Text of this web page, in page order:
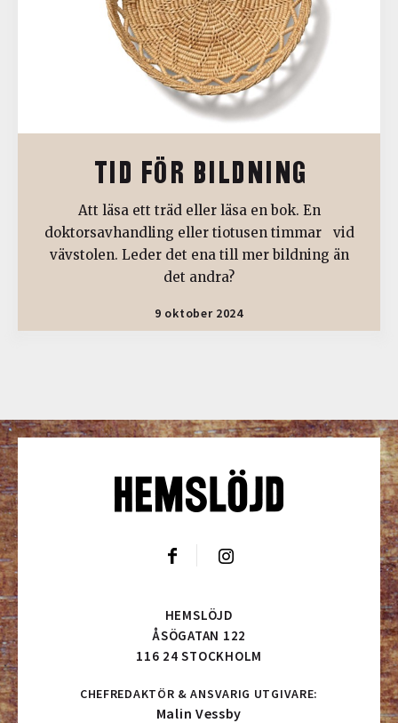
TID FÖR BILDNING
Att läsa ett träd eller läsa en bok. En
doktorsavhandling eller tiotusen timmar vid
vävstolen. Leder det ena till mer bildning än
det andra?
9 oktober 2024
HEMSLÖJD
ÅSÖGATAN 122
116 24 STOCKHOLM
CHEFREDAKTÖR & ANSVARIG UTGIVARE:
Malin Vessby